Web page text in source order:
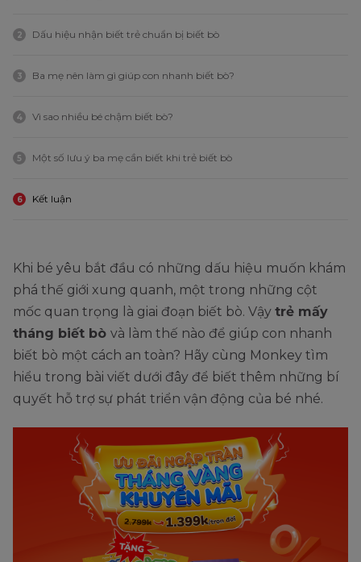
2 Dấu hiệu nhận biết trẻ chuẩn bị biết bò
3 Ba mẹ nên làm gì giúp con nhanh biết bò?
4 Vì sao nhiều bé chậm biết bò?
5 Một số lưu ý ba mẹ cần biết khi trẻ biết bò
6 Kết luận
Khi bé yêu bắt đầu có những dấu hiệu muốn khám
phá thế giới xung quanh, một trong những cột
mốc quan trọng là giai đoạn biết bò. Vậy trẻ mấy
tháng biết bò và làm thế nào để giúp con nhanh
biết bò một cách an toàn? Hãy cùng Monkey tìm
hiểu trong bài viết dưới đây để biết thêm những bí
quyết hỗ trợ sự phát triển vận động của bé nhé.